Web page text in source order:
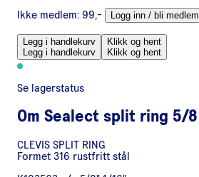
Ikke medlem: 99,- Logg inn / bli medlem
Legg i handlekurv
Legg i handlekurv
Klikk og hent
Klikk og hent
Se lagerstatus
Om Sealect split ring 5/8
CLEVIS SPLIT RING
Formet 316 rustfritt stål